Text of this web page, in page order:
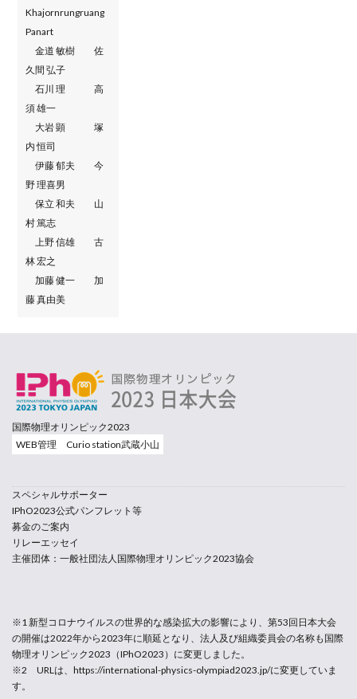
Khajornrungruang
Panart
金道 敏樹 佐
久間 弘子
石川 理 高
須 雄一
大岩 顕 塚
内 恒司
伊藤 郁夫 今
野 理喜男
保立 和夫 山
村 篤志
上野 信雄 古
林 宏之
加藤 健一 加
藤 真由美
国際物理オリンピック2023
WEB管理 Curio station武蔵小山
スペシャルサポーター
IPhO2023公式パンフレット等
募金のご案内
リレーエッセイ
主催団体：一般社団法人国際物理オリンピック2023協会
※1 新型コロナウイルスの世界的な感染拡大の影響により、第53回日本大会
の開催は2022年から2023年に順延となり、法人及び組織委員会の名称も国際
物理オリンピック2023（IPhO2023）に変更しました。
※2 URLは、https://international-physics-olympiad2023.jp/に変更していま
す。